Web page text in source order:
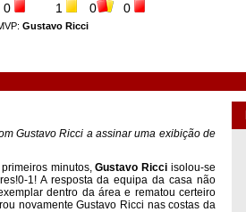
0 1 0 0
Gustavo Ricci
Gustavo Ricci a assinar uma exibição de
minutos,Gustavo Ricci isolou-se
1! A resposta da equipa da casa não
dentro da área e rematou certeiro
novamente Gustavo Ricci nas costas da